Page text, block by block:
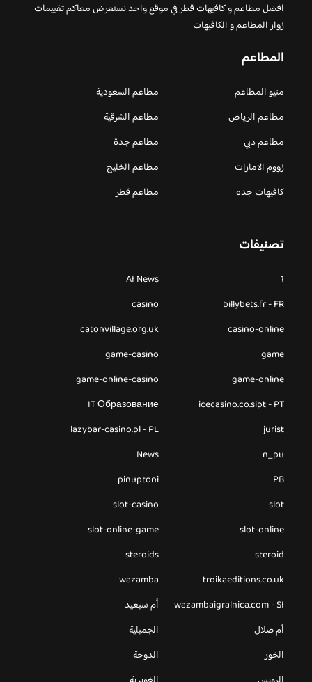
افضل مطاعم و كافيهات قطر في موقع واحد نستعرض معاكم تقييمات
زوار المطاعم و الكافيهات
المطاعم
منيو المطاعم
مطاعم السعودية
مطاعم الرياض
مطاعم الشرقية
مطاعم دبي
مطاعم جدة
زووم الامارات
مطاعم الخليج
كافيهات جده
مطاعم قطر
تصنيفات
1
AI News
billybets.fr - FR
casino
casino-online
catonvillage.org.uk
game
game-casino
game-online
game-online-casino
icecasino.co.sipt - PT
IT Образование
jurist
lazybar-casino.pl - PL
n_pu
News
PB
pinuptoni
slot
slot-casino
slot-online
slot-online-game
steroid
steroids
troikaeditions.co.uk
wazamba
wazambaigralnica.com - SI
أم سيعيد
أم صلال
الجميلية
الخور
الدوحة